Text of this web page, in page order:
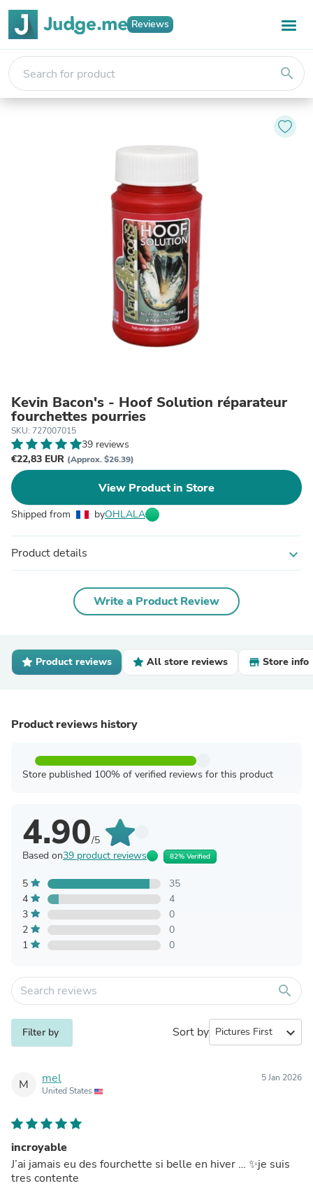
Reviews
search
Kevin Bacon's - Hoof Solution réparateur
fourchettes pourries
SKU: 727007015
39 reviews
€22,83 EUR (Approx. $26.39)
View Product in Store
Shipped from byOHLALA
Product details expand_more
Write a Product Review
Product reviews All store reviews Store info
Product reviews history
Store published 100% of verified reviews for this product
4.90/5
Based on39 product reviews 82% Verified
5
35
4
4
3
0
2
0
1
0
search
Filter by Sort by expand_more
M mel
United States
5 Jan 2026
incroyable
J’ai jamais eu des fourchette si belle en hiver … ✨je suis
tres contente